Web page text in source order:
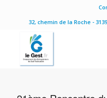
32, chemin de la Roche -